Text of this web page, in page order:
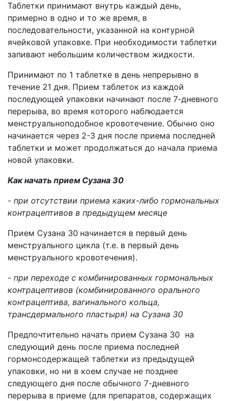
Таблетки принимают внутрь каждый день,
примерно в одно и то же время, в
последовательности, указанной на контурной
ячейковой упаковке. При необходимости таблетки
запивают небольшим количеством жидкости.
Принимают по 1 таблетке в день непрерывно в
течение 21 дня. Прием таблеток из каждой
последующей упаковки начинают после 7-дневного
перерыва, во время которого наблюдается
менструальноподобное кровотечение. Обычно оно
начинается через 2-3 дня после приема последней
таблетки и может продолжаться до начала приема
новой упаковки.
Как начать прием Сузана 30
- при отсутствии приема каких-либо гормональных
контрацептивов в предыдущем месяце
Прием Сузана 30 начинается в первый день
менструального цикла (т.е. в первый день
менструального кровотечения).
- при переходе с комбинированных гормональных
контрацептивов (комбинированного орального
контрацептива, вагинального кольца,
трансдермального пластыря) на Сузана 30
Предпочтительно начать прием Сузана 30 на
следующий день после приема последней
гормонсодержащей таблетки из предыдущей
упаковки, но ни в коем случае не позднее
следующего дня после обычного 7-дневного
перерыва в приеме (для препаратов, содержащих